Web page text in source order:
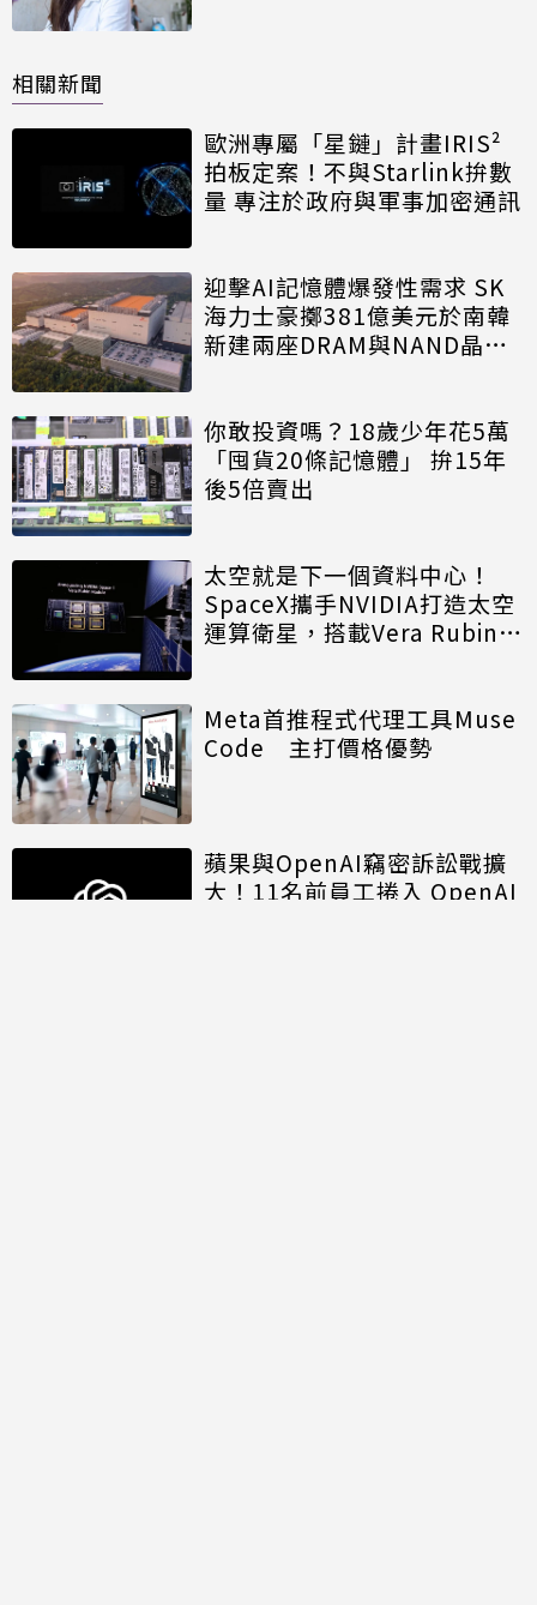
相關新聞
歐洲專屬「星鏈」計畫IRIS²
拍板定案！不與Starlink拚數
量 專注於政府與軍事加密通訊
迎擊AI記憶體爆發性需求 SK
海力士豪擲381億美元於南韓
新建兩座DRAM與NAND晶圓
你敢投資嗎？18歲少年花5萬
「囤貨20條記憶體」 拚15年
後5倍賣出
太空就是下一個資料中心！
SpaceX攜手NVIDIA打造太空
運算衛星，搭載Vera Rubin運
Meta首推程式代理工具Muse
Code 主打價格優勢
蘋果與OpenAI竊密訴訟戰擴
大！11名前員工捲入 OpenAI